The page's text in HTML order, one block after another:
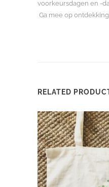
voorkeursdagen en -
Ga mee op
RELATED